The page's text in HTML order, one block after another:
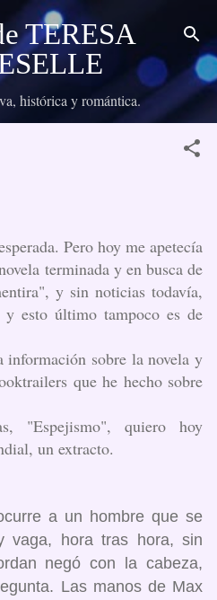
principal
TERESA
histórica y romántica.
Pero hoy me apetecía
terminada y en busca de
y sin noticias todavía,
esto último tampoco es de
sobre la novela y
que he hecho sobre
"Espejismo", quiero hoy
un extracto.
a un hombre que se
vaga, hora tras hora, sin
negó con la cabeza,
Las manos de Max